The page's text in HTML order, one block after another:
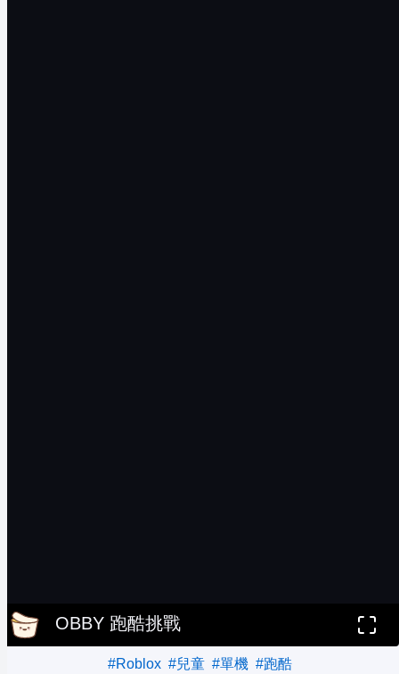
OBBY 跑酷挑戰
#Roblox #兒童 #單機 #跑酷